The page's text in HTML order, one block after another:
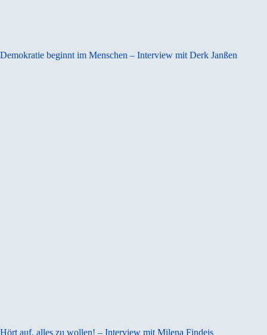
Demokratie beginnt im Menschen – Interview mit Derk Janßen
Hört auf, alles zu wollen! – Interview mit Milena Findeis